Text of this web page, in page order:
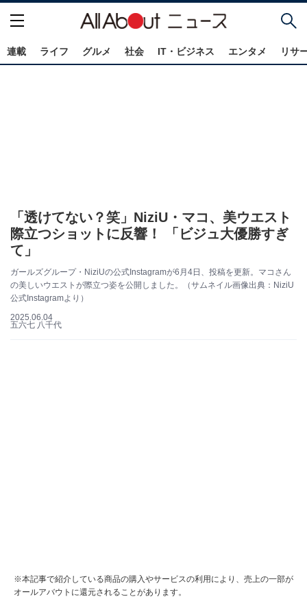
連載 ライフ グルメ 社会 IT・ビジネス エンタメ リサ
「透けてない？笑」NiziU・マコ、美ウエスト
際立つショットに反響！ 「ビジュ大優勝すぎ
て」
ガールズグループ・NiziUの公式Instagramが6月4日、投稿を更新。マコさん
の美しいウエストが際立つ姿を公開しました。（サムネイル画像出典：NiziU
公式Instagramより）
2025.06.04
五六七 八千代
※本記事で紹介している商品の購入やサービスの利用により、売上の一部が
オールアバウトに還元されることがあります。